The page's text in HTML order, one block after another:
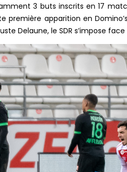
3 buts inscrits en 17
première apparition en
Delaune, le SDR s’impose face